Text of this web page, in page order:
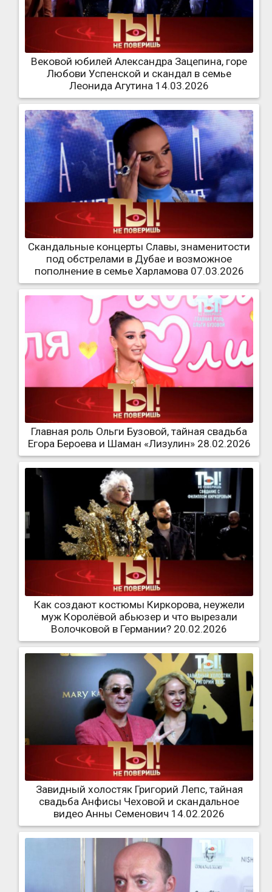
Вековой юбилей Александра Зацепина, горе
Любови Успенской и скандал в семье
Леонида Агутина 14.03.2026
Скандальные концерты Славы, знаменитости
под обстрелами в Дубае и возможное
пополнение в семье Харламова 07.03.2026
Главная роль Ольги Бузовой, тайная свадьба
Егора Бероева и Шаман «Лизулин» 28.02.2026
Как создают костюмы Киркорова, неужели
муж Королёвой абьюзер и что вырезали
Волочковой в Германии? 20.02.2026
Завидный холостяк Григорий Лепс, тайная
свадьба Анфисы Чеховой и скандальное
видео Анны Семенович 14.02.2026